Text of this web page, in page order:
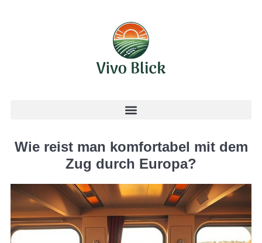
Wie reist man komfortabel mit dem
Zug durch Europa?